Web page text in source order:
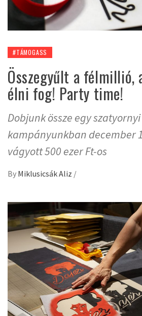
#TÁMOGASS
Összegyűlt a félmillió,
élni fog! Party time!
Dobjunk össze egy
kampányunkban december
vágyott 500 ezer Ft-os
By Miklusicsák Aliz /